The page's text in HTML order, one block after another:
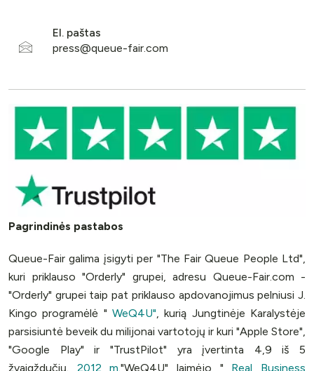
El. paštas
Pagrindinės pastabos
Queue-Fair galima įsigyti per "The Fair Queue People Ltd",
kuri priklauso "Orderly" grupei, adresu Queue-Fair.com -
"Orderly" grupei taip pat priklauso apdovanojimus pelniusi J.
Kingo programėlė " WeQ4U" , kurią Jungtinėje Karalystėje
parsisiuntė beveik du milijonai vartotojų ir kuri "Apple Store",
"Google Play" ir "TrustPilot" yra įvertinta 4,9 iš 5
žvaigždučių. 2012 m."WeQ4U" laimėjo " Real Business